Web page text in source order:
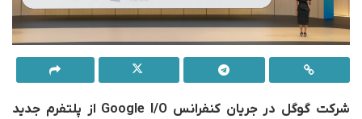
شرکت گوگل در جریان کنفرانس Google I/O از پلتفرم جدید